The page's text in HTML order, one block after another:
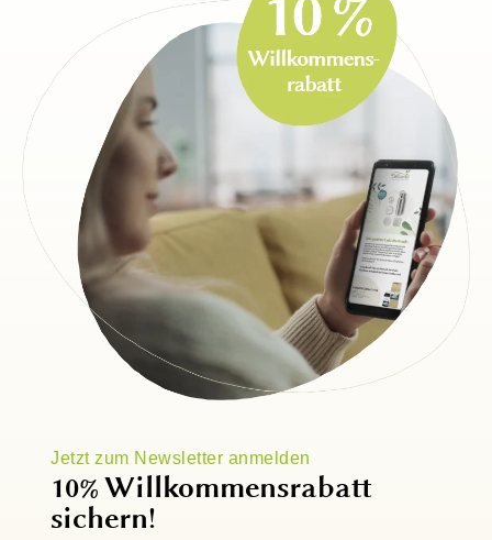
Jetzt zum Newsletter anmelden
10% Willkommensrabatt
sichern!